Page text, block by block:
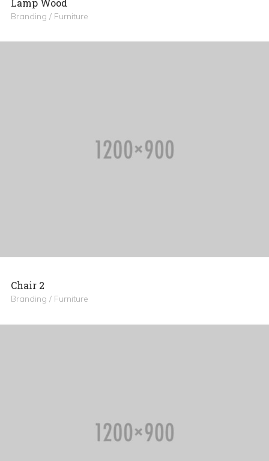
Lamp Wood
Branding / Furniture
Chair 2
Branding / Furniture